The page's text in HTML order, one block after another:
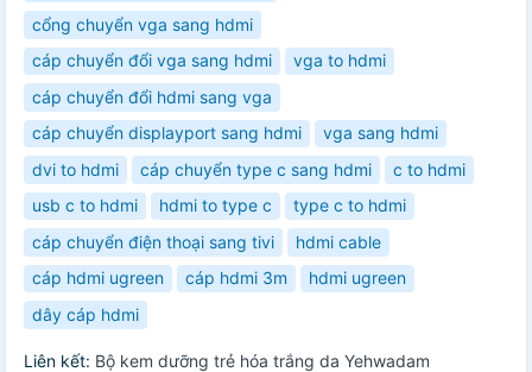
cổng chuyển vga sang hdmi
cáp chuyển đổi vga sang hdmi
vga to hdmi
cáp chuyển đổi hdmi sang vga
cáp chuyển displayport sang hdmi
vga sang hdmi
dvi to hdmi
cáp chuyển type c sang hdmi
c to hdmi
usb c to hdmi
hdmi to type c
type c to hdmi
cáp chuyển điện thoại sang tivi
hdmi cable
cáp hdmi ugreen
cáp hdmi 3m
hdmi ugreen
dây cáp hdmi
Liên kết: Bộ kem dưỡng trẻ hóa trắng da Yehwadam